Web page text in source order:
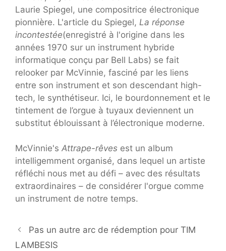
Laurie Spiegel, une compositrice électronique
pionnière. L'article du Spiegel, La réponse
incontestée(enregistré à l'origine dans les
années 1970 sur un instrument hybride
informatique conçu par Bell Labs) se fait
relooker par McVinnie, fasciné par les liens
entre son instrument et son descendant high-
tech, le synthétiseur. Ici, le bourdonnement et le
tintement de l’orgue à tuyaux deviennent un
substitut éblouissant à l’électronique moderne.
McVinnie's Attrape-rêves est un album
intelligemment organisé, dans lequel un artiste
réfléchi nous met au défi – avec des résultats
extraordinaires – de considérer l'orgue comme
un instrument de notre temps.
Pas un autre arc de rédemption pour TIM
LAMBESIS